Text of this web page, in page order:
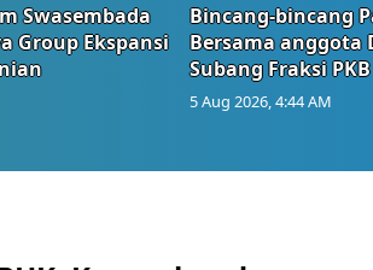
Swasembada
Group Ekspansi
Bincang-bincang
Bersama anggota
Subang Fraksi PKB
5 Aug 2026, 4:44 AM